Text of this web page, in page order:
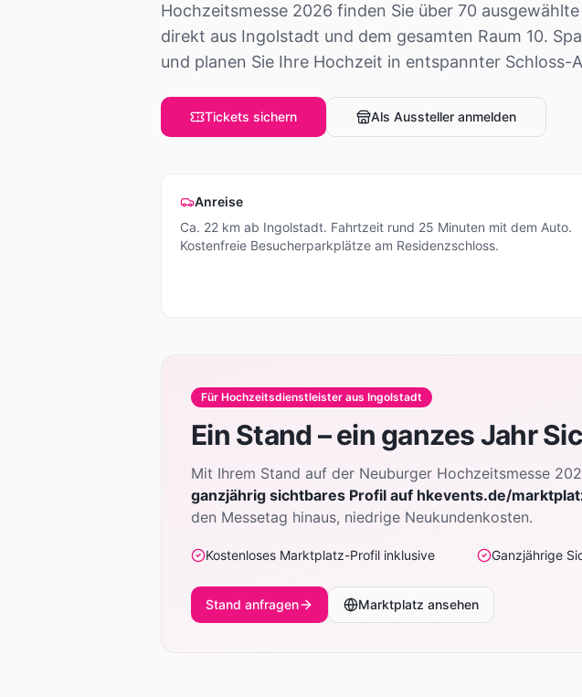
Hochzeitsmesse 2026 finden Sie über 70
direkt aus Ingolstadt und dem gesamten Raum 10.
und planen Sie Ihre Hochzeit in entspannter Schloss-
Tickets sichern Als Aussteller anmelden
Anreise
Ca. 22 km ab Ingolstadt. Fahrtzeit rund 25 Minuten mit dem Auto.
Kostenfreie Besucherparkplätze am Residenzschloss.
Für Hochzeitsdienstleister aus Ingolstadt
Ein Stand – ein ganzes Jahr
Mit Ihrem Stand auf der Neuburger Hochzeitsmesse
ganzjährig sichtbares Profil auf hkevents.de/
den Messetag hinaus, niedrige Neukundenkosten.
Kostenloses Marktplatz-Profil inklusive Ganzjährige
Stand anfragen Marktplatz ansehen